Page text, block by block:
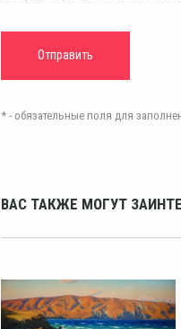
* - обязательные поля для
ВАС ТАКЖЕ МОГУТ